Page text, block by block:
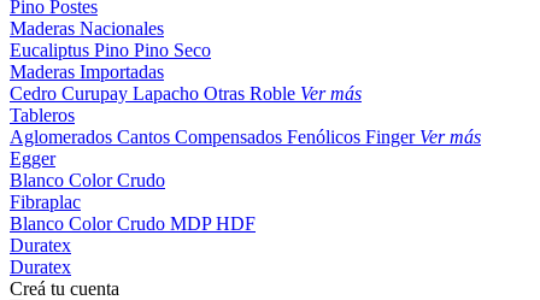
Pino Postes
Maderas Nacionales
Eucaliptus Pino Pino Seco
Maderas Importadas
Cedro Curupay Lapacho Otras Roble Ver más
Tableros
Aglomerados Cantos Compensados Fenólicos Finger Ver más
Egger
Blanco ColorCrudo
Fibraplac
Blanco ColorCrudo MDPHDF
Duratex
Duratex
Creá tu cuenta